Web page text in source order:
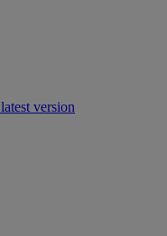
version